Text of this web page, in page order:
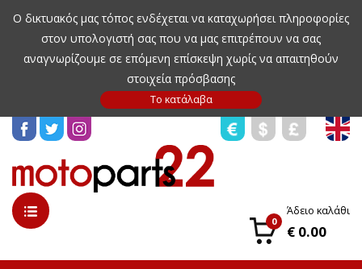
Ο δικτυακός μας τόπος ενδέχεται να καταχωρήσει πληροφορίες
στον υπολογιστή σας που να μας επιτρέπουν να σας
αναγνωρίζουμε σε επόμενη επίσκεψη χωρίς να απαιτηθούν
στοιχεία πρόσβασης
0
Άδειο καλάθι
€ 0.00